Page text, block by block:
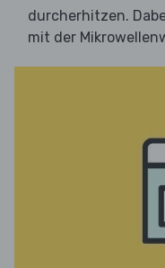
durcherhitzen.
mit der